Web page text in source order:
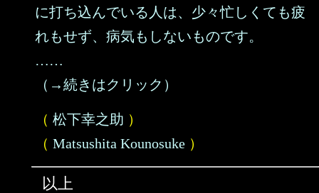
に打ち込んでいる人は、少々忙しくても疲
れもせず、病気もしないものです。
……
（→続きはクリック）
（ 松下幸之助 ）
（ Matsushita Kounosuke ）
以上